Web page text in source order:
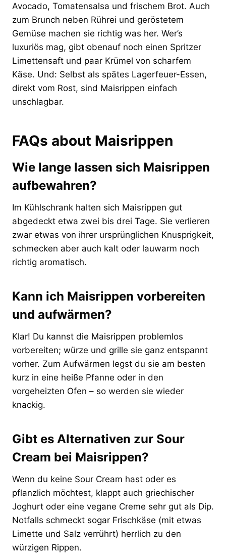
Avocado, Tomatensalsa und frischem Brot. Auch
zum Brunch neben Rührei und geröstetem
Gemüse machen sie richtig was her. Wer’s
luxuriös mag, gibt obenauf noch einen Spritzer
Limettensaft und paar Krümel von scharfem
Käse. Und: Selbst als spätes Lagerfeuer-Essen,
direkt vom Rost, sind Maisrippen einfach
unschlagbar.
FAQs about Maisrippen
Wie lange lassen sich Maisrippen
aufbewahren?
Im Kühlschrank halten sich Maisrippen gut
abgedeckt etwa zwei bis drei Tage. Sie verlieren
zwar etwas von ihrer ursprünglichen Knusprigkeit,
schmecken aber auch kalt oder lauwarm noch
richtig aromatisch.
Kann ich Maisrippen vorbereiten
und aufwärmen?
Klar! Du kannst die Maisrippen problemlos
vorbereiten; würze und grille sie ganz entspannt
vorher. Zum Aufwärmen legst du sie am besten
kurz in eine heiße Pfanne oder in den
vorgeheizten Ofen – so werden sie wieder
knackig.
Gibt es Alternativen zur Sour
Cream bei Maisrippen?
Wenn du keine Sour Cream hast oder es
pflanzlich möchtest, klappt auch griechischer
Joghurt oder eine vegane Creme sehr gut als Dip.
Notfalls schmeckt sogar Frischkäse (mit etwas
Limette und Salz verrührt) herrlich zu den
würzigen Rippen.